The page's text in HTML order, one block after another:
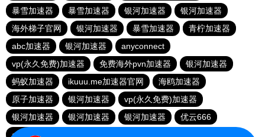
暴雪加速器
暴雪加速器 银河加速器
银河加速器
海外梯子官网
银河加速器 暴雪加速器
青柠加速器
abc加速器
银河加速器
anyconnect
vp(永久免费)加速器
免费海外pvn加速器
银河加速器
蚂蚁加速器
ikuuu.me加速器官网
海鸥加速器
原子加速器
银河加速器
vp(永久免费)加速器
银河加速器
银河加速器 银河加速器
优云666
anyconnect